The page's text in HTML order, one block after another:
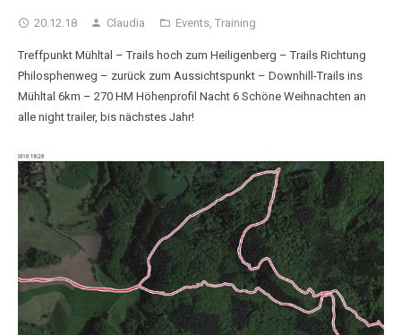
access_time 20.12.18 person Claudia folder_open Events ,Training
Treffpunkt Mühltal – Trails hoch zum Heiligenberg – Trails Richtung
Philosphenweg – zurück zum Aussichtspunkt – Downhill-Trails ins
Mühltal 6km – 270 HM Höhenprofil Nacht 6 Schöne Weihnachten an
alle night trailer, bis nächstes Jahr!